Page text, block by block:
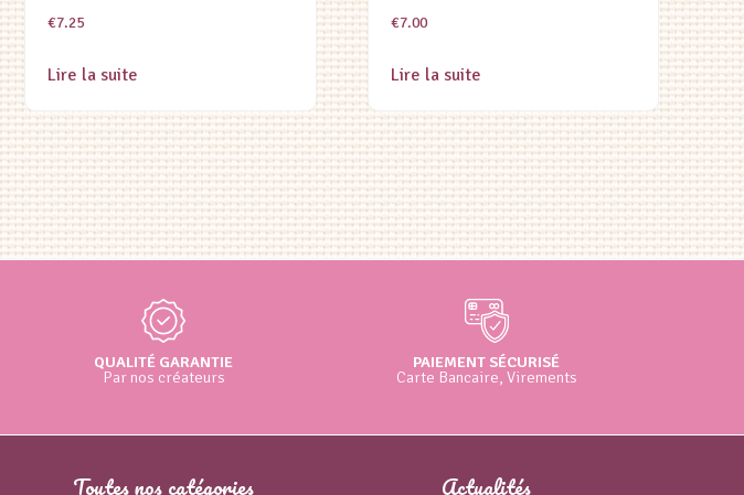
€7.25
Lire la suite
€7.00
Lire la suite
QUALITÉ GARANTIE
Par nos créateurs
PAIEMENT SÉCURISÉ
Carte Bancaire, Virements
Toutes nos catégories Actualités